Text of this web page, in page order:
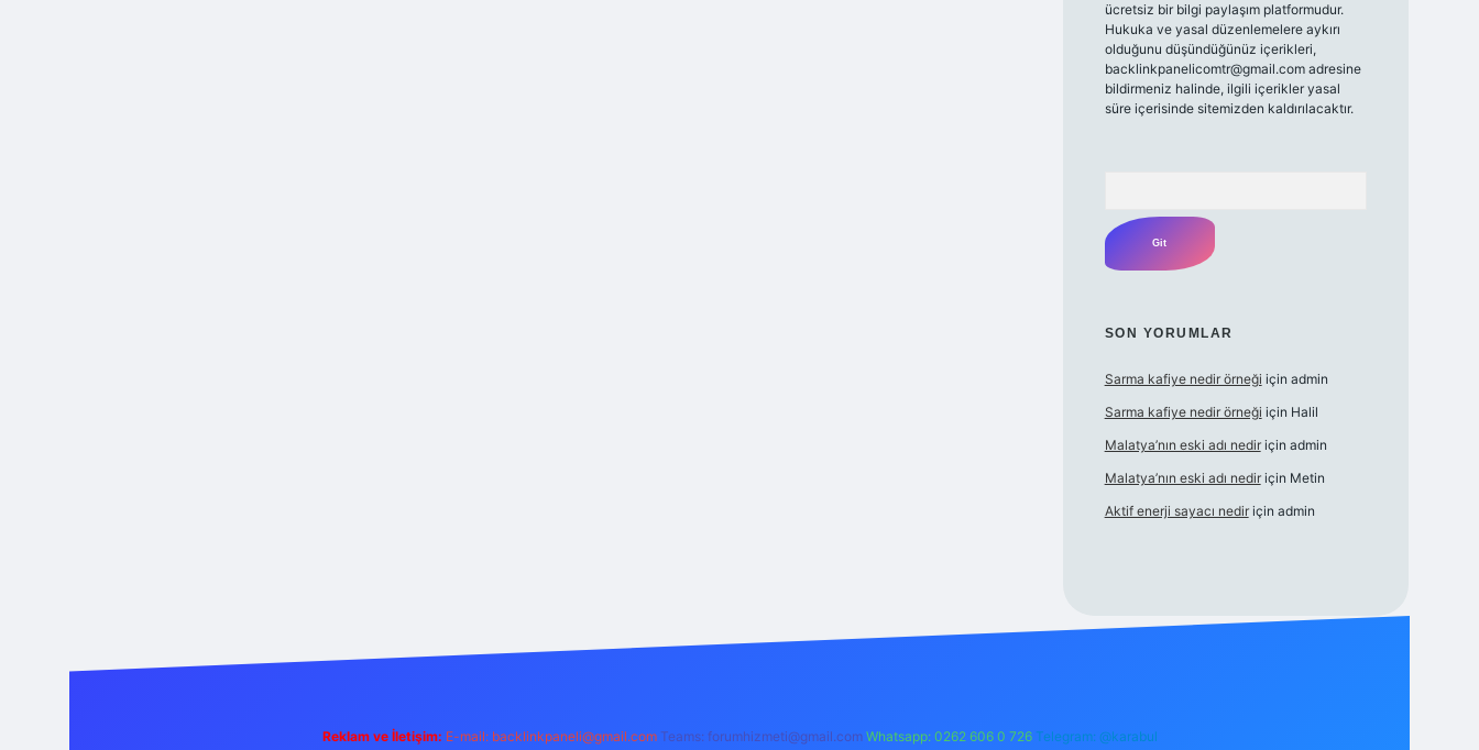
ücretsiz bir bilgi paylaşım platformudur.
Hukuka ve yasal düzenlemelere aykırı
olduğunu düşündüğünüz içerikleri,
backlinkpanelicomtr@gmail.comadresine
bildirmeniz halinde, ilgili içerikler yasal
süre içerisinde sitemizden kaldırılacaktır.
SON YORUMLAR
Sarma kafiye nedir örneği için admin
Sarma kafiye nedir örneği için Halil
Malatya’nın eski adı nediriçin admin
Malatya’nın eski adı nediriçin Metin
Aktif enerji sayacı nediriçin admin
Reklam ve İletişim: E-mail: backlinkpaneli@gmail.com Teams: forumhizmeti@gmail.com Whatsapp: 0262 606 0 726 Telegram: @karabul